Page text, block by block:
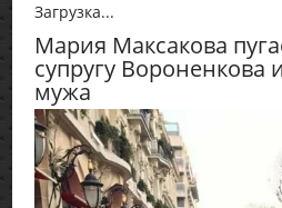
Загрузка...
Мария Максакова
супругу Вороненкова
мужа